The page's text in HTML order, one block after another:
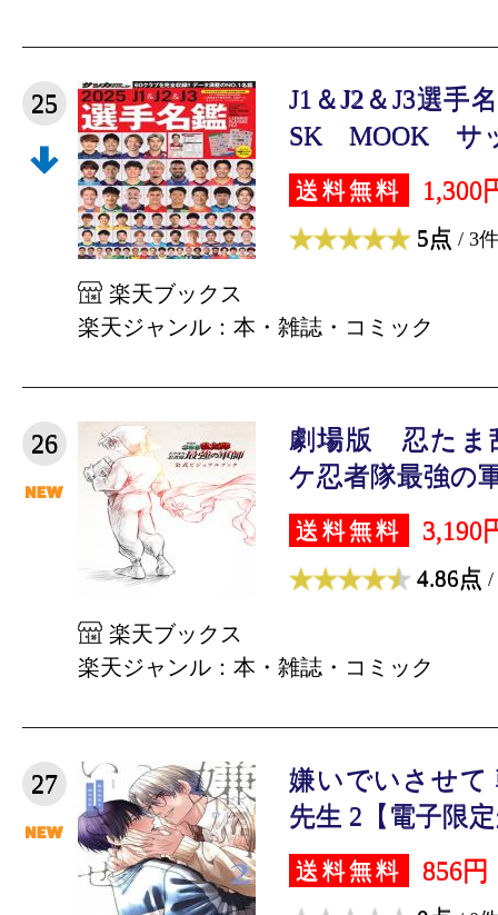
25
J1＆J2＆J3選手
SK MOOK サ
送料無料 1,300
5点 / 3件
楽天ブックス
楽天ジャンル：本・雑誌・コミック
26
劇場版 忍た
ケ忍者隊最強の
送料無料 3,190
4.86点 /
楽天ブックス
楽天ジャンル：本・雑誌・コミック
27
嫌いでいさせて
先生 2【電子限
送料無料 856円